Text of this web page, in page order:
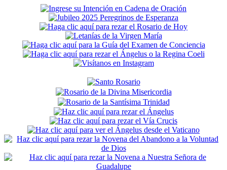
Secondary
Sidebar